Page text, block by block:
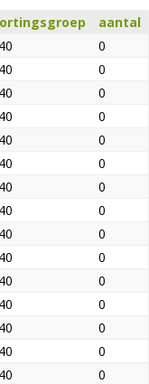
aantal
0
0
0
0
0
0
0
0
0
0
0
0
0
0
0